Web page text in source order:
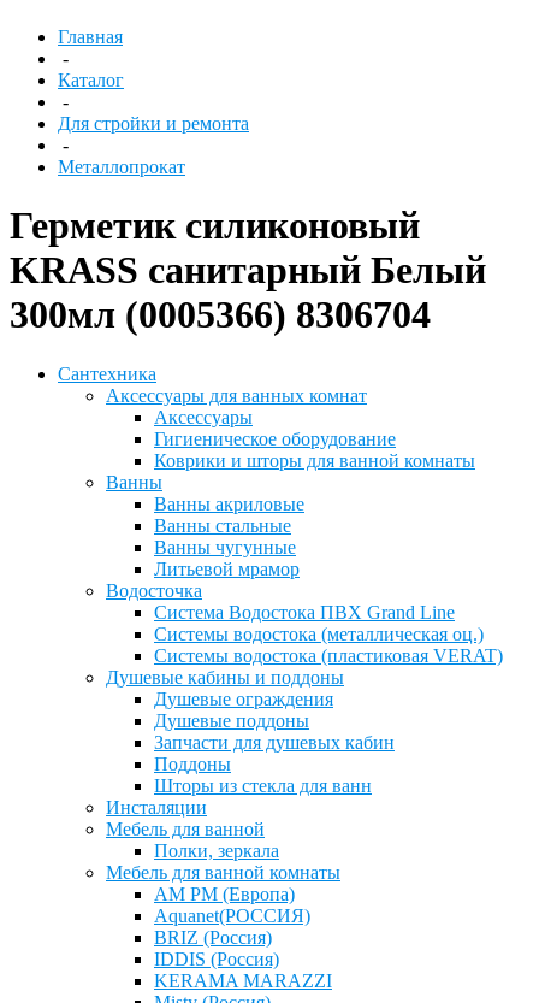
Главная
-
Каталог
-
Для стройки и ремонта
-
Металлопрокат
Герметик силиконовый
KRASS санитарный Белый
300мл (0005366) 8306704
Сантехника
Аксессуары для ванных комнат
Аксессуары
Гигиеническое оборудование
Коврики и шторы для ванной комнаты
Ванны
Ванны акриловые
Ванны стальные
Ванны чугунные
Литьевой мрамор
Водосточка
Система Водостока ПВХ Grand Line
Системы водостока (металлическая оц.)
Системы водостока (пластиковая VERAT)
Душевые кабины и поддоны
Душевые ограждения
Душевые поддоны
Запчасти для душевых кабин
Поддоны
Шторы из стекла для ванн
Инсталяции
Мебель для ванной
Полки, зеркала
Мебель для ванной комнаты
AM PM (Европа)
Aquanet(РОССИЯ)
BRIZ (Россия)
IDDIS (Россия)
KERAMA MARAZZI